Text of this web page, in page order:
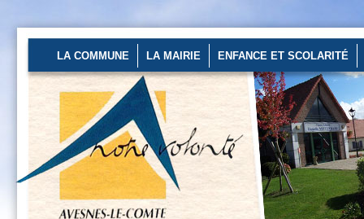
LA COMMUNE LA MAIRIE ENFANCE ET SCOLARITÉ
annoncées par
Météo...
En savoir plus...
Un stage de pré-rentrée
ouvert aux...
Les 27 et 28 août
d’Avesnes-le-Comte
de...